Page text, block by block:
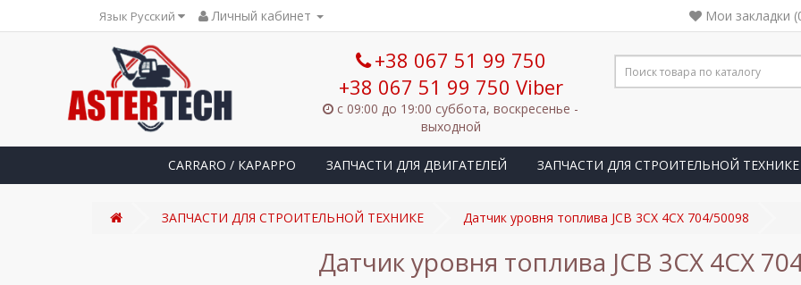
Язык Русский Личный кабинет Мои закладки
+38 067 51 99 750
+38 067 51 99 750 Viber
с 09:00 до 19:00 суббота, воскресенье -
выходной
CARRARO / КАРАРРО ЗАПЧАСТИ ДЛЯ ДВИГАТЕЛЕЙ ЗАПЧАСТИ ДЛЯ СТРОИТЕЛЬНОЙ ТЕХНИКЕ
ЗАПЧАСТИ ДЛЯ СТРОИТЕЛЬНОЙ ТЕХНИКЕ Датчик уровня топлива JCB 3CX 4CX 704/50098
Датчик уровня топлива JCB 3CX 4CX